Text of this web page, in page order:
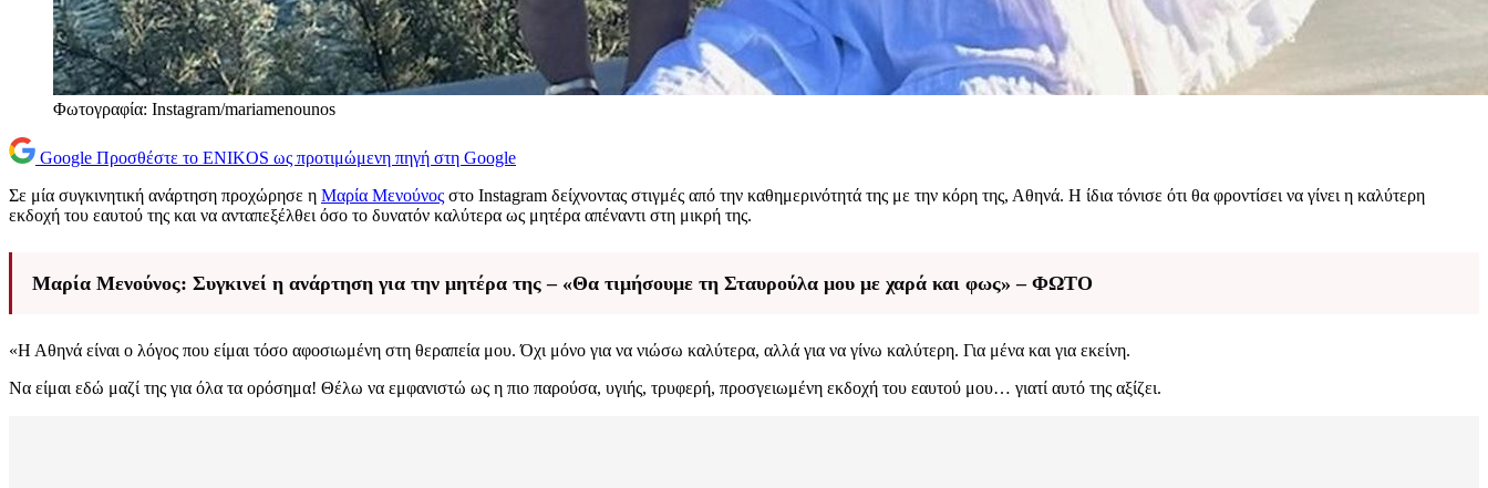
Φωτογραφία: Instagram/mariamenounos
Google Προσθέστε το ENIKOS ως προτιμώμενη πηγή στη Google
Σε μία συγκινητική ανάρτηση προχώρησε η Μαρία Μενούνος στο Instagram δείχνοντας στιγμές από την καθημερινότητά της με την κόρη της, Αθηνά. Η ίδια τόνισε ότι θα φροντίσει να γίνει η καλύτερη
εκδοχή του εαυτού της και να ανταπεξέλθει όσο το δυνατόν καλύτερα ως μητέρα απέναντι στη μικρή της.
Μαρία Μενούνος: Συγκινεί η ανάρτηση για την μητέρα της – «Θα τιμήσουμε τη Σταυρούλα μου με χαρά και φως» – ΦΩΤΟ
«Η Αθηνά είναι ο λόγος που είμαι τόσο αφοσιωμένη στη θεραπεία μου. Όχι μόνο για να νιώσω καλύτερα, αλλά για να γίνω καλύτερη. Για μένα και για εκείνη.
Να είμαι εδώ μαζί της για όλα τα ορόσημα! Θέλω να εμφανιστώ ως η πιο παρούσα, υγιής, τρυφερή, προσγειωμένη εκδοχή του εαυτού μου… γιατί αυτό της αξίζει.